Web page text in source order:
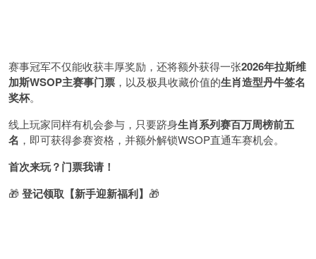
赛事冠军不仅能收获丰厚奖励，还将额外获得一张2026年拉斯维
加斯WSOP主赛事门票 ，以及极具收藏价值的生肖造型丹牛签名
奖杯。
线上玩家同样有机会参与，只要跻身生肖系列赛百万周榜前五
名 ，即可获得参赛资格，并额外解锁WSOP直通车赛机会。
首次来玩？门票我请！
🎁 登记领取【新手迎新福利】 🎁